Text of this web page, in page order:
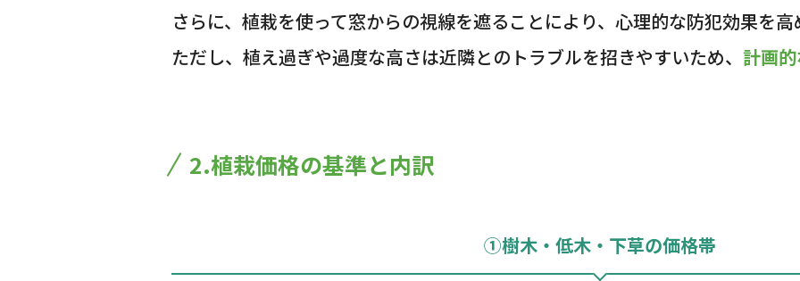
さらに、植栽を使って窓からの視線を遮ることにより、心理的な防犯効果を高
ただし、植え過ぎや過度な高さは近隣とのトラブルを招きやすいため、 計画
2.植栽価格の基準と内訳
①樹木・低木・下草の価格帯